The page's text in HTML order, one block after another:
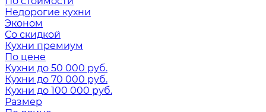
Недорогие кухни
Эконом
Со скидкой
Кухни премиум
По цене
Кухни до 50 000 руб.
Кухни до 70 000 руб.
Кухни до 100 000 руб.
Размер